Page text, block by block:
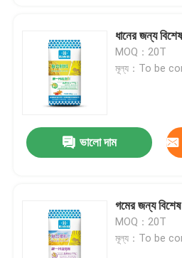
আমাদের সম্পর্কে
মান নিয়ন্ত্রণ
ধানের জন্য
MOQ：20T
মূল্য：To be
ভালো দাম
গমের জন্য
MOQ：20T
মূল্য：To be